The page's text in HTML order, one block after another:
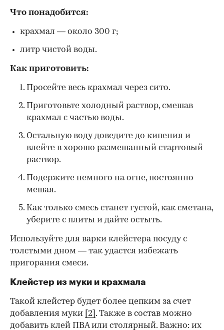
Что понадобится:
крахмал — около 300 г;
литр чистой воды.
Как приготовить:
Просейте весь крахмал через сито.
Приготовьте холодный раствор, смешав
крахмал с частью воды.
Остальную воду доведите до кипения и
влейте в хорошо размешанный стартовый
раствор.
Подержите немного на огне, постоянно
мешая.
Как только смесь станет густой, как сметана,
уберите с плиты и дайте остыть.
Используйте для варки клейстера посуду с
толстыми дном — так удастся избежать
пригорания смеси.
Клейстер из муки и крахмала
Такой клейстер будет более цепким за счет
добавления муки [2] . Также в состав можно
добавить клей ПВА или столярный. Важно: их